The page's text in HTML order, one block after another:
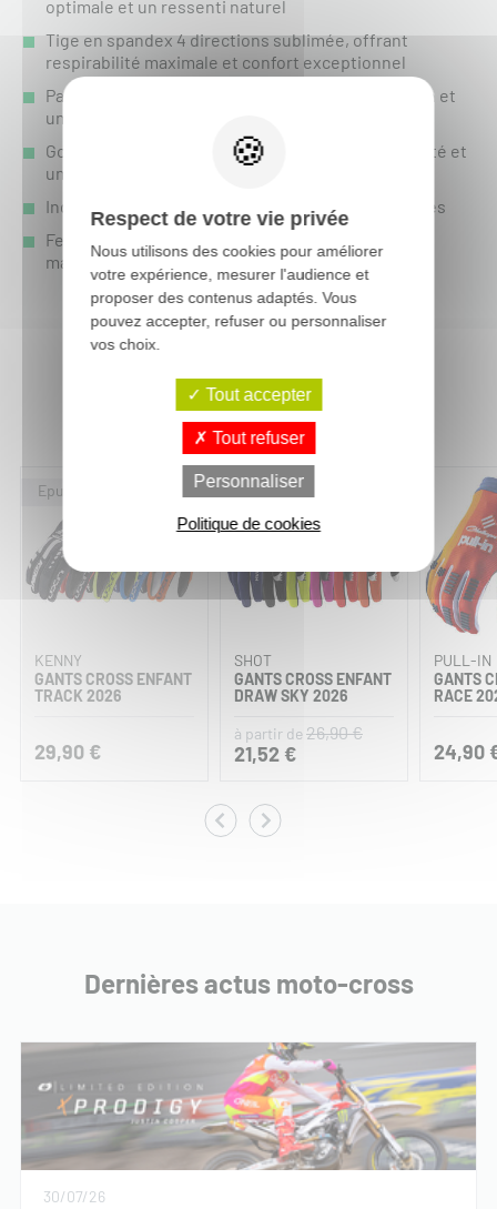
optimale et un ressenti naturel
Tige en spandex 4 directions sublimée, offrant
respirabilité maximale et confort exceptionnel
Paume en Clarino monocouche pour une précision et
un contrôle accrus
Goussets en spandex aux doigts pour une flexibilité et
une agilité optimales
Index et pouce compatibles avec les écrans tactiles
Fermeture ajustable FIST personnalisée pour un
maintien parfait selon vos préférences
Vous aimerez aussi :
KENNY
GANTS CROSS ENFANT
TRACK 2026
29,90 €
SHOT
GANTS CROSS ENFANT
DRAW SKY 2026
à partir de26,90 €
21,52 €
PULL-IN
GANTS
RACE
24,90
Dernières actus moto-cross
30/07/26
Respect de votre vie privée
Nous utilisons des cookies pour améliorer
votre expérience, mesurer l'audience et
proposer des contenus adaptés. Vous
pouvez accepter, refuser ou personnaliser
vos choix.
Tout accepter
Tout refuser
Personnaliser
Politique de cookies